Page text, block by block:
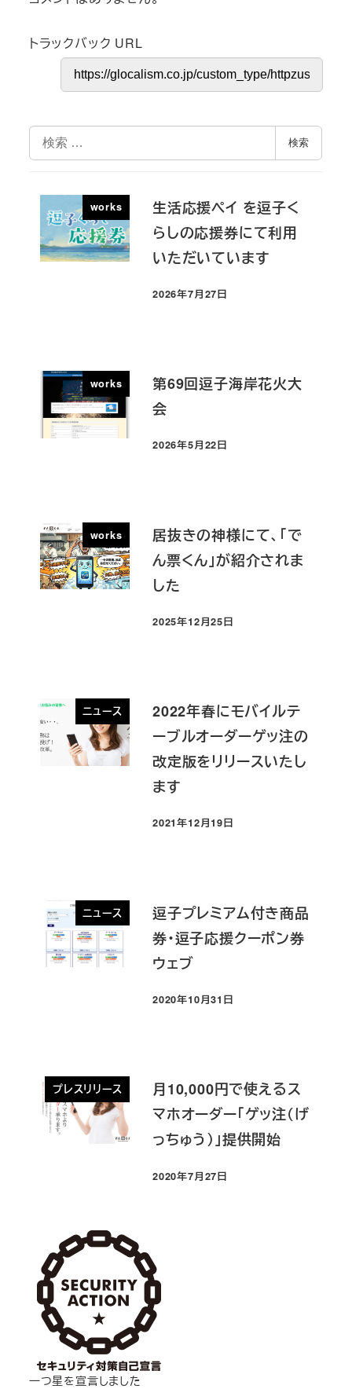
トラックバック URL
検
索
検索
works
生活応援ペイ を逗子く
らしの応援券にて利用
いただいています
投稿日
2026年7月27日
works
第69回逗子海岸花火大
会
投稿日
2026年5月22日
works
居抜きの神様にて、「で
ん票くん」が紹介されま
した
投稿日
2025年12月25日
ニュース
2022年春にモバイルテ
ーブルオーダーゲッ注の
改定版をリリースいたし
ます
投稿日
2021年12月19日
ニュース
逗子プレミアム付き商品
券・逗子応援クーポン券
ウェブ
投稿日
2020年10月31日
プレスリリース
月10,000円で使えるス
マホオーダー「ゲッ注（げ
っちゅう）」提供開始
投稿日
2020年7月27日
一つ星を宣言しました